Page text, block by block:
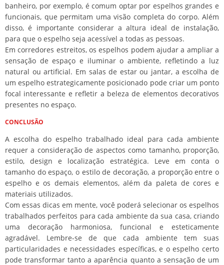
banheiro, por exemplo, é comum optar por espelhos grandes e
funcionais, que permitam uma visão completa do corpo. Além
disso, é importante considerar a altura ideal de instalação,
para que o espelho seja acessível a todas as pessoas.
Em corredores estreitos, os espelhos podem ajudar a ampliar a
sensação de espaço e iluminar o ambiente, refletindo a luz
natural ou artificial. Em salas de estar ou jantar, a escolha de
um espelho estrategicamente posicionado pode criar um ponto
focal interessante e refletir a beleza de elementos decorativos
presentes no espaço.
CONCLUSÃO
A escolha do espelho trabalhado ideal para cada ambiente
requer a consideração de aspectos como tamanho, proporção,
estilo, design e localização estratégica. Leve em conta o
tamanho do espaço, o estilo de decoração, a proporção entre o
espelho e os demais elementos, além da paleta de cores e
materiais utilizados.
Com essas dicas em mente, você poderá selecionar os espelhos
trabalhados perfeitos para cada ambiente da sua casa, criando
uma decoração harmoniosa, funcional e esteticamente
agradável. Lembre-se de que cada ambiente tem suas
particularidades e necessidades específicas, e o espelho certo
pode transformar tanto a aparência quanto a sensação de um